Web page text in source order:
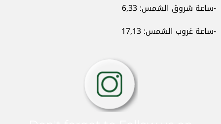
-ساعة شروق الشمس: 6,33
-ساعة غروب الشمس: 17,13